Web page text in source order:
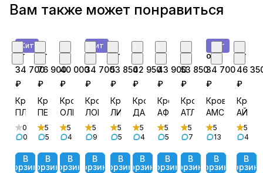
Вам также может понравиться
Хит
от
34 700
₽
Кровать
ПЛАЗА
0
0
В
корзину
от
76 900
₽
Кровать
ПЕГАС
5
5
В
корзину
от
40 000
₽
Кровать
ОЛИВИЯ
5
4
В
корзину
Хит
от
34 700
₽
Кровать
ЛОНДОН
5
9
В
корзину
от
53 850
₽
Кровать
ЛИКА
5
5
В
корзину
от
42 950
₽
Кровать
ДАЛЛАС
5
4
В
корзину
от
43 900
₽
Кровать
АФИНА
5
5
В
корзину
от
53 850
₽
Кровать
АТЛАНТА
5
7
В
корзину
Хит
от
34 700
₽
Кровать
АМСТЕРДАМ
5
13
В
корзину
от
46
₽
5
4
В